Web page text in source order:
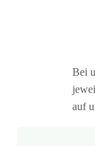
Bei
auf